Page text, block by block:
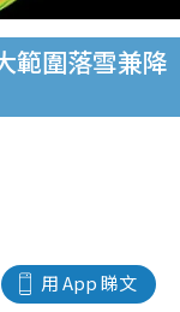
範圍落雪兼降
用 App 睇文